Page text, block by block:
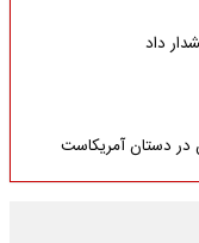
داد
در دستان آمریکاست